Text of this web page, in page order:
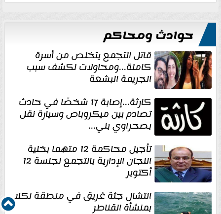
حوادث ومحاكم
قاتل التجمع يتخلص من أسرة
كاملة...ومحاولات لكشف سبب
الجريمة البشعة
كارثة...إصابة 17 شخصًا في حادث
تصادم بين ميكروباص وسيارة نقل
بصحراوي بني...
تأجيل محاكمة 12 متهما بخلية
اللجان الإدارية بالتجمع لجلسة 12
أكتوبر
انتشال جثة غريق في منطقة نكلا
بمنشأة القناطر